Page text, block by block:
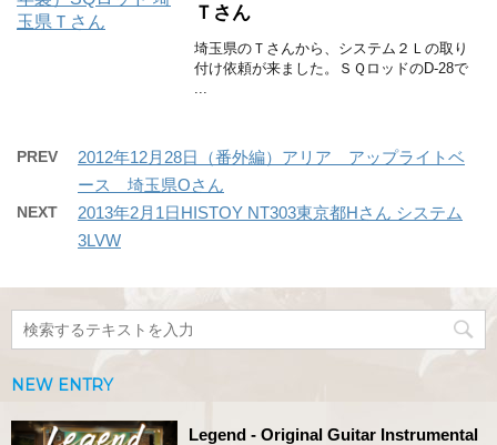
Ｔさん
埼玉県のＴさんから、システム２Ｌの取り
付け依頼が来ました。ＳＱロッドのD-28で
PREV
2012年12月28日（番外編）アリア アップライトベ
ース 埼玉県Oさん
NEXT
2013年2月1日HISTOY NT303東京都Hさん システム
3LVW
NEW ENTRY
Legend - Original Guitar Instrumental